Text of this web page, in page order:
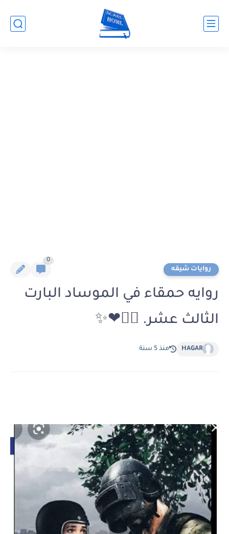
روايات شيقه
0
روايه حمقاء في الموساد البارت
الثالث عشر. ‏🚶‍♀️❤✨
HAGAR منذ 5 سنة